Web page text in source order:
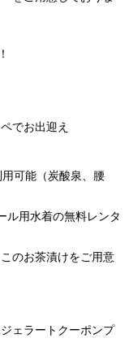
でお出迎え
可能（炭酸泉、腰
ル用水着の無料レンタ
のお茶漬けをご用意
ェラートクーポンプ